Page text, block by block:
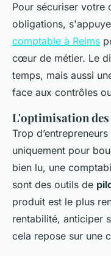
Pour sécuriser votre
obligations,
comptable à Reims
cœur de métier. Le
temps, mais aussi
face aux contrôles
L'optimisation
Trop
uniquement pour
bien lu, une
sont des outils de
produit est le plus
rentabilité, anticiper
cela repose sur une